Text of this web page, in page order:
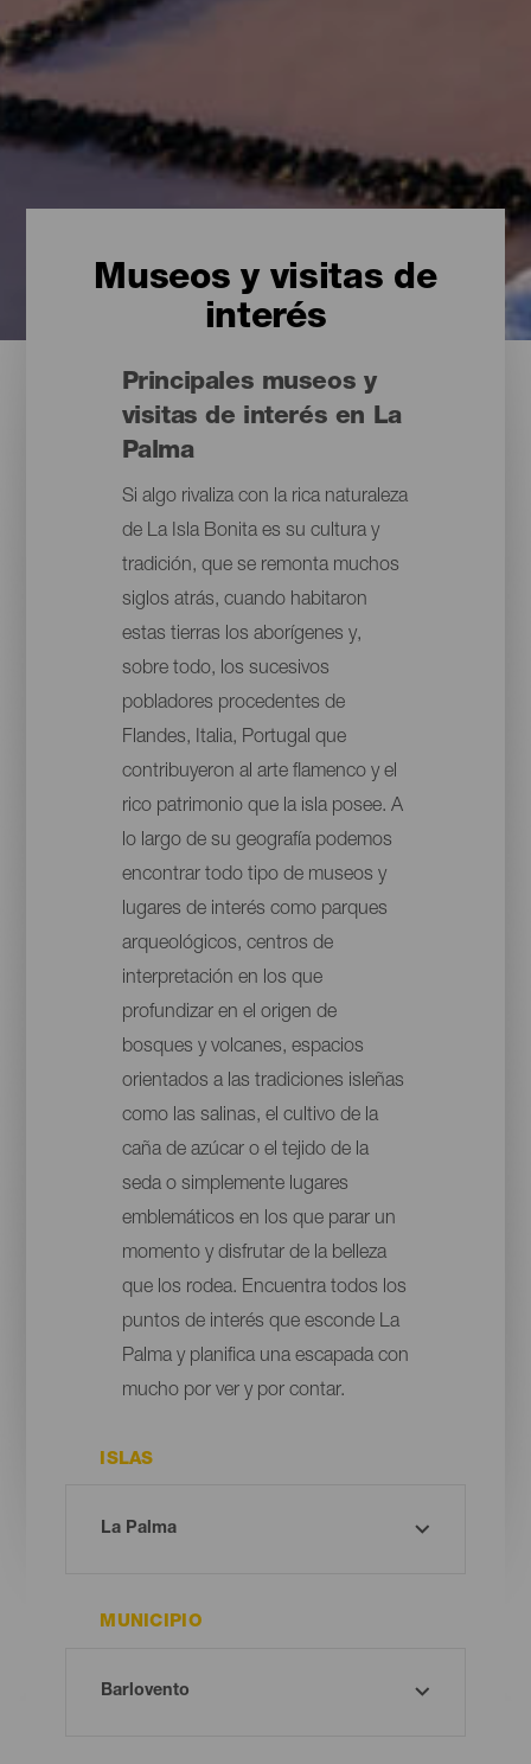
Museos y visitas de
interés
Principales museos y
visitas de interés en La
Palma
Si algo rivaliza con la rica naturaleza
de La Isla Bonita es su cultura y
tradición, que se remonta muchos
siglos atrás, cuando habitaron
estas tierras los aborígenes y,
sobre todo, los sucesivos
pobladores procedentes de
Flandes, Italia, Portugal que
contribuyeron al arte flamenco y el
rico patrimonio que la isla posee. A
lo largo de su geografía podemos
encontrar todo tipo de museos y
lugares de interés como parques
arqueológicos, centros de
interpretación en los que
profundizar en el origen de
bosques y volcanes, espacios
orientados a las tradiciones isleñas
como las salinas, el cultivo de la
caña de azúcar o el tejido de la
seda o simplemente lugares
emblemáticos en los que parar un
momento y disfrutar de la belleza
que los rodea. Encuentra todos los
puntos de interés que esconde La
Palma y planifica una escapada con
mucho por ver y por contar.
ISLAS
MUNICIPIO